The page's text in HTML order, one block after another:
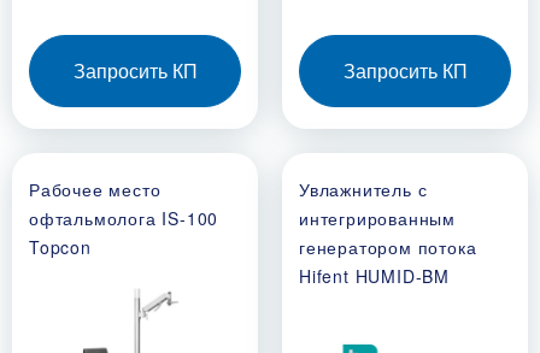
Запросить КП Запросить КП
Рабочее место
офтальмолога IS-100
Topcon
Увлажнитель с
интегрированным
генератором потока
Hifent HUMID-BM